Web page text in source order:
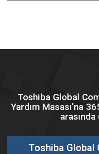
Toshiba Global
Yardım Masası’na
Toshiba Global